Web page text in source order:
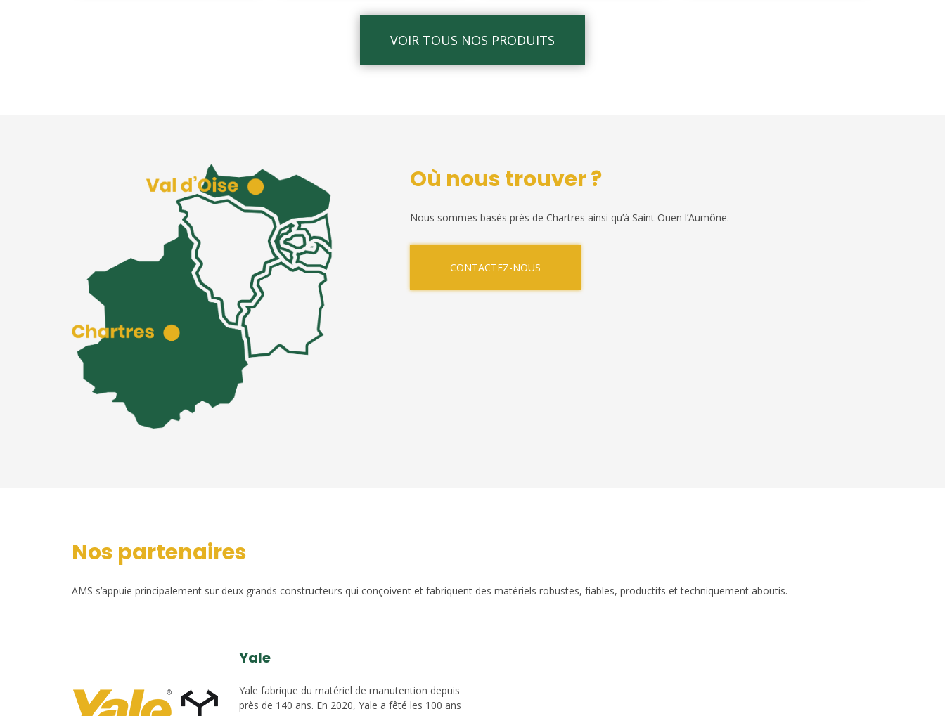
VOIR TOUS NOS PRODUITS
Où nous trouver ?
Nous sommes basés près de Chartres ainsi qu’à Saint Ouen l’Aumône.
CONTACTEZ-NOUS
Nos partenaires
AMS s’appuie principalement sur deux grands constructeurs qui conçoivent et fabriquent des matériels robustes, fiables, productifs et techniquement aboutis.
Yale
Yale fabrique du matériel de manutention depuis
près de 140 ans. En 2020, Yale a fêté les 100 ans